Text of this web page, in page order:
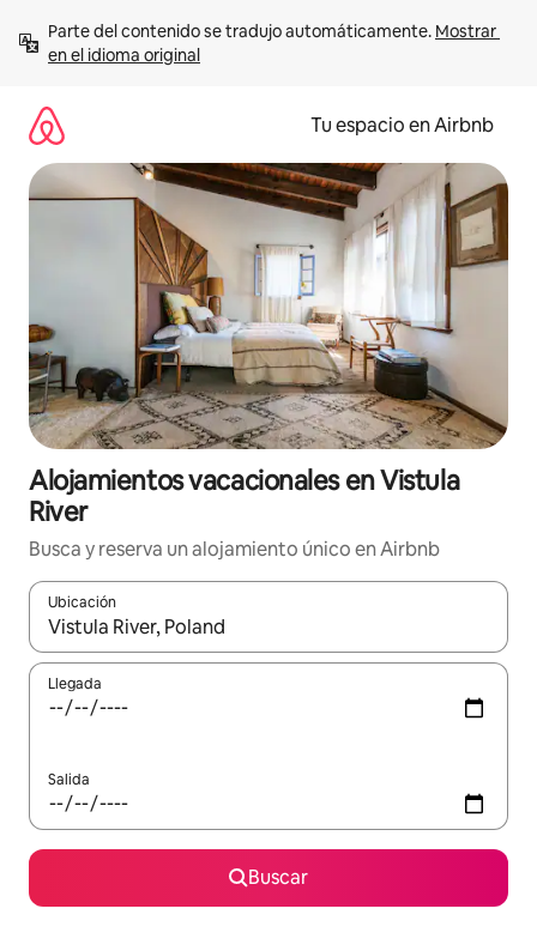
contenido
Parte del contenido se tradujo automáticamente. Mostrar
en el idioma original
Tu espacio en Airbnb
Alojamientos vacacionales en Vistula
River
Busca y reserva un alojamiento único en Airbnb
Ubicación
Cuando los resultados estén disponibles, podrás navegar
Llegada
Salida
Buscar